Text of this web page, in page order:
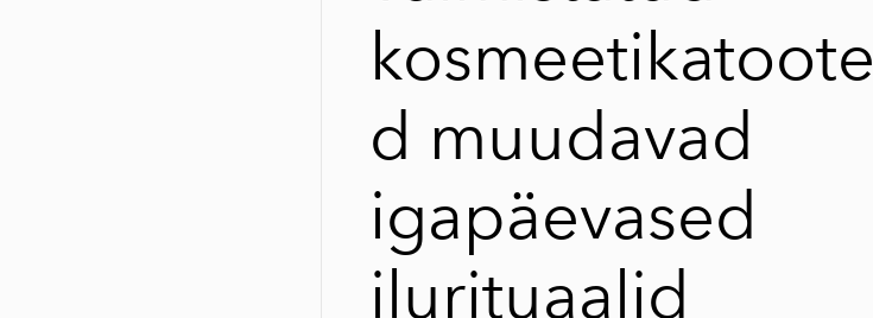
kosmeetikatoote
d muudavad
igapäevased
ilurituaalid